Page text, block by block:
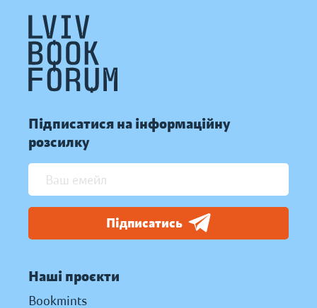
Підписатися на інформаційну
розсилку
Підписатись
Наші проєкти
Bookmints